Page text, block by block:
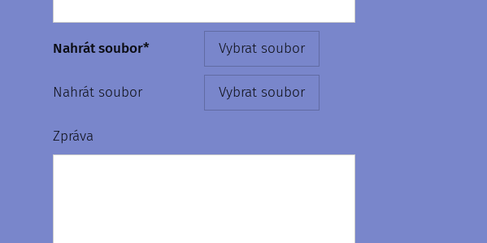
Nahrát soubor* Vybrat soubor
Nahrát soubor Vybrat soubor
Zpráva